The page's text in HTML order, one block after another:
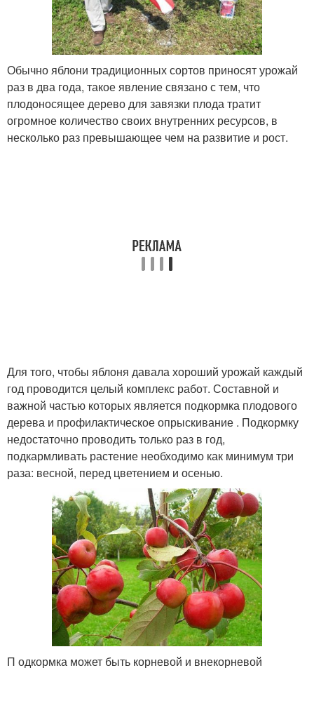
Обычно яблони традиционных сортов приносят урожай
раз в два года, такое явление связано с тем, что
плодоносящее дерево для завязки плода тратит
огромное количество своих внутренних ресурсов, в
несколько раз превышающее чем на развитие и рост.
Для того, чтобы яблоня давала хороший урожай каждый
год проводится целый комплекс работ. Составной и
важной частью которых является подкормка плодового
дерева и профилактическое опрыскивание . Подкормку
недостаточно проводить только раз в год,
подкармливать растение необходимо как минимум три
раза: весной, перед цветением и осенью.
П одкормка может быть корневой и внекорневой